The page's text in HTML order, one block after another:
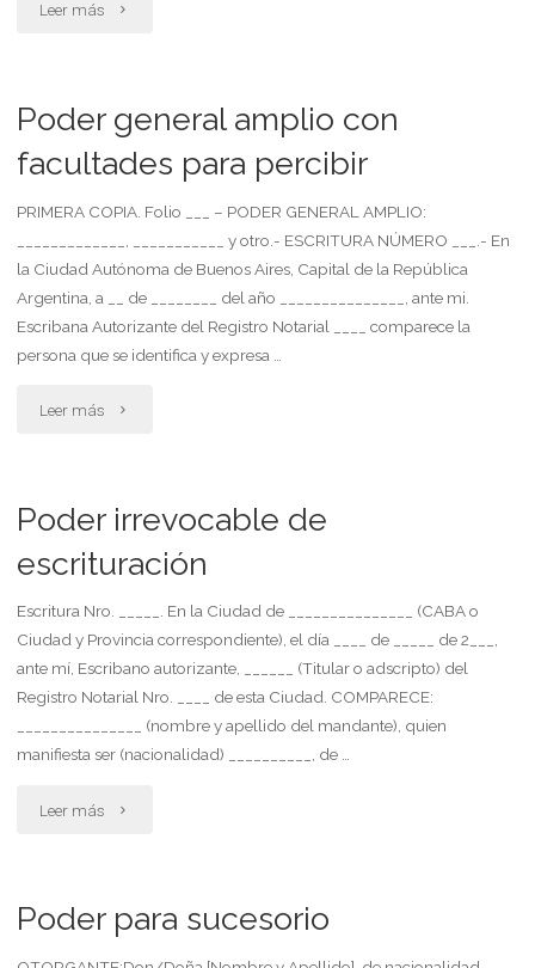
Leer más "Poder
juicio
concedido
por
Poder general amplio con
facultades para percibir
PRIMERA COPIA. Folio ___ – PODER GENERAL AMPLIO:
_____________, ___________ y otro.- ESCRITURA NÚMERO ___.- En
la Ciudad Autónoma de Buenos Aires, Capital de la República
Argentina, a __ de ________ del año _______________, ante mi.
Escribana Autorizante del Registro Notarial ____ comparece la
persona que se identifica y expresa …
Leer más "Poder
para
percibir"
Poder irrevocable de
escrituración
Escritura Nro. _____. En la Ciudad de _______________ (CABA o
Ciudad y Provincia correspondiente), el día ____ de _____ de 2___,
ante mí, Escribano autorizante, ______ (Titular o adscripto) del
Registro Notarial Nro. ____ de esta Ciudad. COMPARECE:
_______________ (nombre y apellido del mandante), quien
manifiesta ser (nacionalidad) __________, de …
Leer más "Poder
Poder para sucesorio